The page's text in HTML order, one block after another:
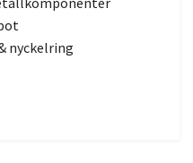
nyckelring